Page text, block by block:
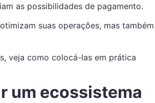
as possibilidades de pagamento.
suas operações, mas também
veja como colocá-las em prática
um ecossistema